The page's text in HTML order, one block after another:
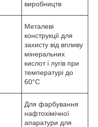
виробництв
Металеві
конструкції для
захисту від впливу
мінеральних
кислот і лугів при
температурі до
60°С
Для фарбування
нафтохімічної
апаратури для